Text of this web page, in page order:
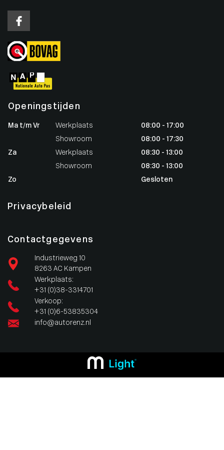
Openingstijden
Ma t/m Vr
Werkplaats
Showroom
Za
Werkplaats
Showroom
Zo
08:00 - 17:00
08:00 - 17:30
08:30 - 13:00
08:30 - 13:00
Gesloten
Privacybeleid
Contactgegevens
Industrieweg 10
8263 AC Kampen
Werkplaats:
+31 (0)38-3314701
Verkoop:
+31 (0)6-53835304
info@autorenz.nl